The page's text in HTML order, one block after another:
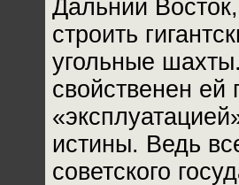
Дальний
строить
угольные
свойственен ей
истины. Ведь
советского